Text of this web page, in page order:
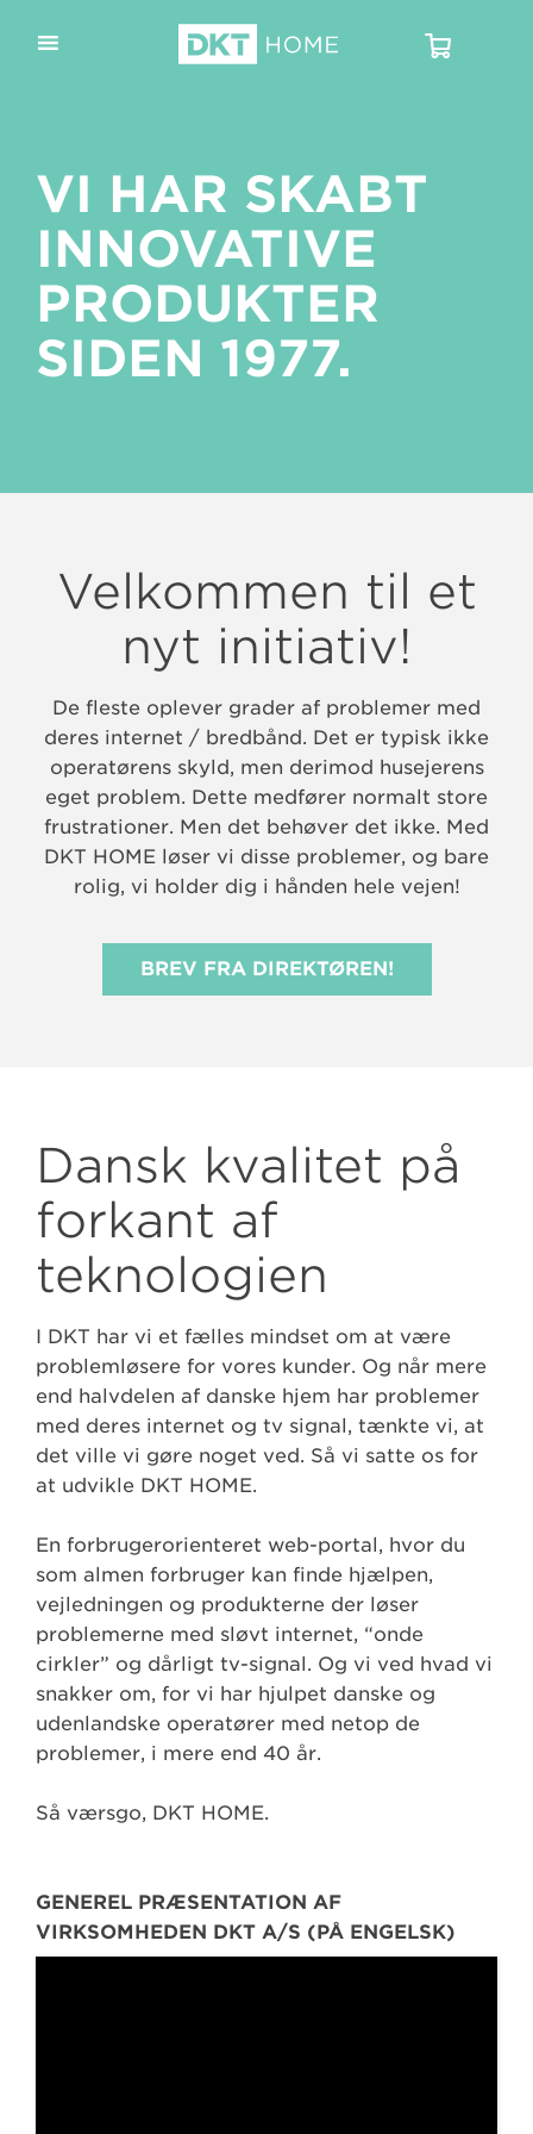
VI HAR SKABT
INNOVATIVE
PRODUKTER
SIDEN 1977.
Velkommen til et
nyt initiativ!
De fleste oplever grader af problemer med
deres internet / bredbånd. Det er typisk ikke
operatørens skyld, men derimod husejerens
eget problem. Dette medfører normalt store
frustrationer. Men det behøver det ikke. Med
DKT HOME løser vi disse problemer, og bare
rolig, vi holder dig i hånden hele vejen!
BREV FRA DIREKTØREN!
Dansk kvalitet på
forkant af
teknologien
I DKT har vi et fælles mindset om at være
problemløsere for vores kunder. Og når mere
end halvdelen af danske hjem har problemer
med deres internet og tv signal, tænkte vi, at
det ville vi gøre noget ved. Så vi satte os for
at udvikle DKT HOME.
En forbrugerorienteret web-portal, hvor du
som almen forbruger kan finde hjælpen,
vejledningen og produkterne der løser
problemerne med sløvt internet, “onde
cirkler” og dårligt tv-signal. Og vi ved hvad vi
snakker om, for vi har hjulpet danske og
udenlandske operatører med netop de
problemer, i mere end 40 år.
Så værsgo, DKT HOME.
GENEREL PRÆSENTATION AF
VIRKSOMHEDEN DKT A/S (PÅ ENGELSK)